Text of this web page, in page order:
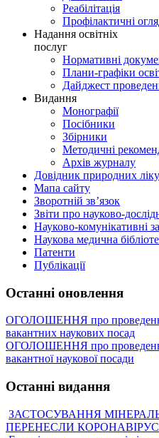
Реабілітація
Профілактичні
Надання освітніх
послуг
Нормативні
Плани-графіки
Дайджест
Видання
Монографії
Посібники
Збірники
Методичні
Архів журналу
Довідник природних
Мапа сайту
Зворотній зв’язок
Звіти про науково-
Науково-комунікативні
Наукова медична
Патенти
Публікації
Останні оновлення
ОГОЛОШЕННЯ про
вакантних наукових посад
ОГОЛОШЕННЯ про
вакантної наукової посади
Останні видання
ЗАСТОСУВАННЯ
ПЕРЕНЕСЛИ